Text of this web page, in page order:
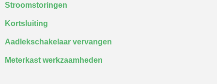
Stroomstoringen
Kortsluiting
Aadlekschakelaar vervangen
Meterkast werkzaamheden